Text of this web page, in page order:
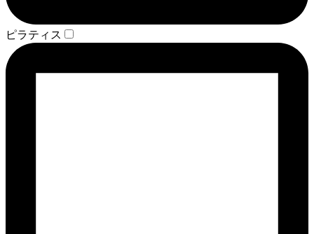
ピラティス